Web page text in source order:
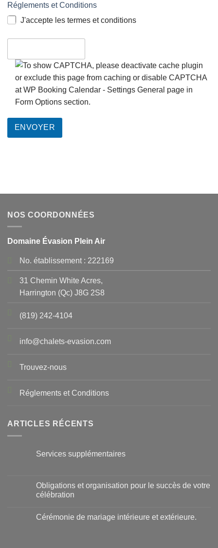
Réglements et Conditions
J'accepte les termes et conditions
NOS COORDONNÉES
Domaine Évasion Plein Air
No. établissement : 222169
31 Chemin White Acres,
Harrington (Qc) J8G 2S8
(819) 242-4104
info@chalets-evasion.com
Trouvez-nous
Réglements et Conditions
ARTICLES RÉCENTS
Services supplémentaires
Obligations et organisation pour le succès de votre
célébration
Cérémonie de mariage intérieure et extérieure.